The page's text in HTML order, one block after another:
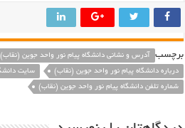
برچسب آدرس و نشانی دانشگاه پیام نور واحد جوين (نقاب)
درباره دانشگاه پیام نور واحد جوين (نقاب)
سایت
شماره تلفن دانشگاه پیام نور واحد جوين (نقاب)